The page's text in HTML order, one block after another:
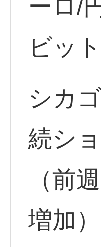
ーロ/
ビッ
シカ
続シ
（前
増加）